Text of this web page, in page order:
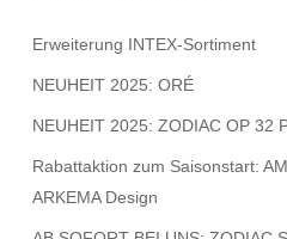
Erweiterung INTEX-Sortiment
NEUHEIT 2025: ORÉ
NEUHEIT 2025: ZODIAC OP 32
Rabattaktion zum Saisonstart:
ARKEMA Design